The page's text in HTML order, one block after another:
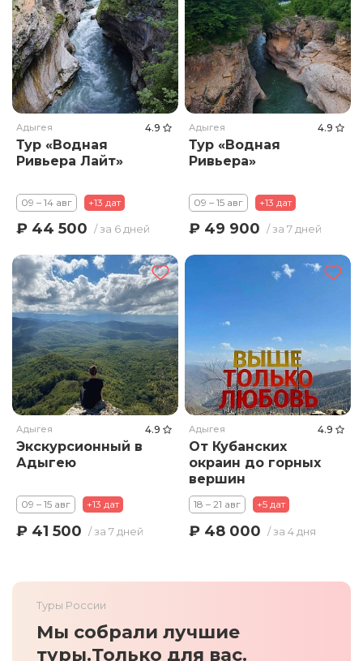
Адыгея 4.9
Тур «Водная
Ривьера Лайт»
09 – 14 авг +13 дат
₽ 44 500 / за 6 дней
Адыгея 4.9
Тур «Водная
Ривьера»
09 – 15 авг +13 дат
₽ 49 900 / за 7 дней
Адыгея 4.9
Экскурсионный в
Адыгею
09 – 15 авг +13 дат
₽ 41 500 / за 7 дней
Адыгея 4.9
От Кубанских
окраин до горных
вершин
18 – 21 авг +5 дат
₽ 48 000 / за 4 дня
Туры России
Мы собрали лучшие
туры.Только для вас.